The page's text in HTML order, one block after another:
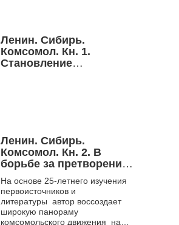
Ленин. Сибирь.
Комсомол. Кн. 1.
Становление
Ленин. Сибирь.
Комсомол. Кн. 2. В
борьбе за претворение
в жизнь заветов
великого вождя, 1920-
1925 гг.
На основе 25-летнего изучения
первоисточников и
литературы автор воссоздает
широкую панораму
комсомольского движения на